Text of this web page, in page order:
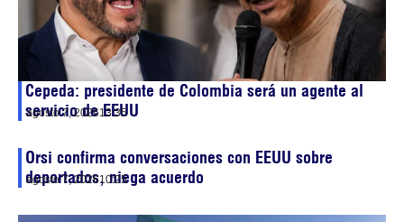
Cepeda: presidente de Colombia será un agente al
servicio de EEUU
agosto 7, 202613:35
Orsi confirma conversaciones con EEUU sobre
deportados, niega acuerdo
agosto 7, 202610:25